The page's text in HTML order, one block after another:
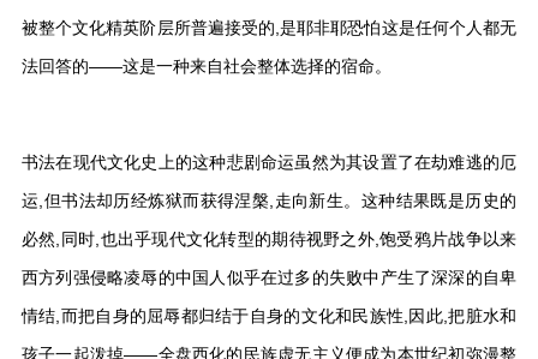
被整个文化精英阶层所普遍接受的,是耶非耶恐怕这是任何个人都无
法回答的——这是一种来自社会整体选择的宿命。
书法在现代文化史上的这种悲剧命运虽然为其设置了在劫难逃的厄
运,但书法却历经炼狱而获得涅槃,走向新生。这种结果既是历史的
必然,同时,也出乎现代文化转型的期待视野之外,饱受鸦片战争以来
西方列强侵略凌辱的中国人似乎在过多的失败中产生了深深的自卑
情结,而把自身的屈辱都归结于自身的文化和民族性,因此,把脏水和
孩子一起泼掉——全盘西化的民族虚无主义便成为本世纪初弥漫整